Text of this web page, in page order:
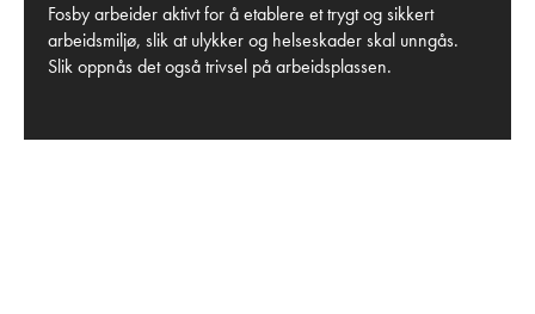
Fosby arbeider aktivt for å etablere et trygt og sikkert
arbeidsmiljø, slik at ulykker og helseskader skal unngås.
Slik oppnås det også trivsel på arbeidsplassen.